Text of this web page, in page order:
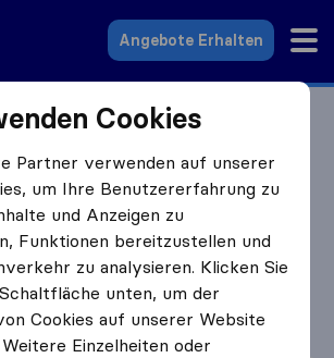
Angebote Erhalten
Umzugsfirmen Wien
Umzug
basierend auf926
Google Bewertungen
i
Möbelpacker Umzug mit anderen
ausWien
Cookies
Partner verwenden auf unserer
um Ihre Benutzererfahrung zu
und Anzeigen zu
Funktionen bereitzustellen und
zu analysieren. Klicken Sie
unten, um der
Cookies auf unserer Website
Einzelheiten oder